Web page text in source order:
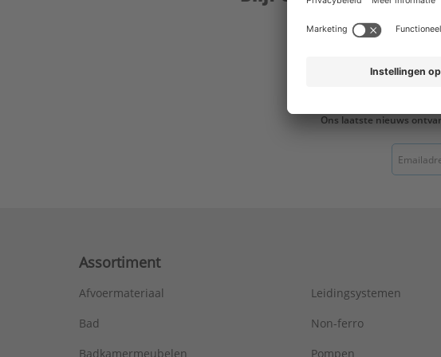
Ons laatste nieuws
Assortiment
Afvoermateriaal
Bad
Badkamermeubelen
Leidingsystemen
Non-ferro
Pompen